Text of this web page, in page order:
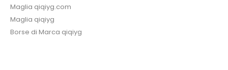
Maglia qiqiyg.com
Maglia qiqiyg
Borse di Marca qiqiyg